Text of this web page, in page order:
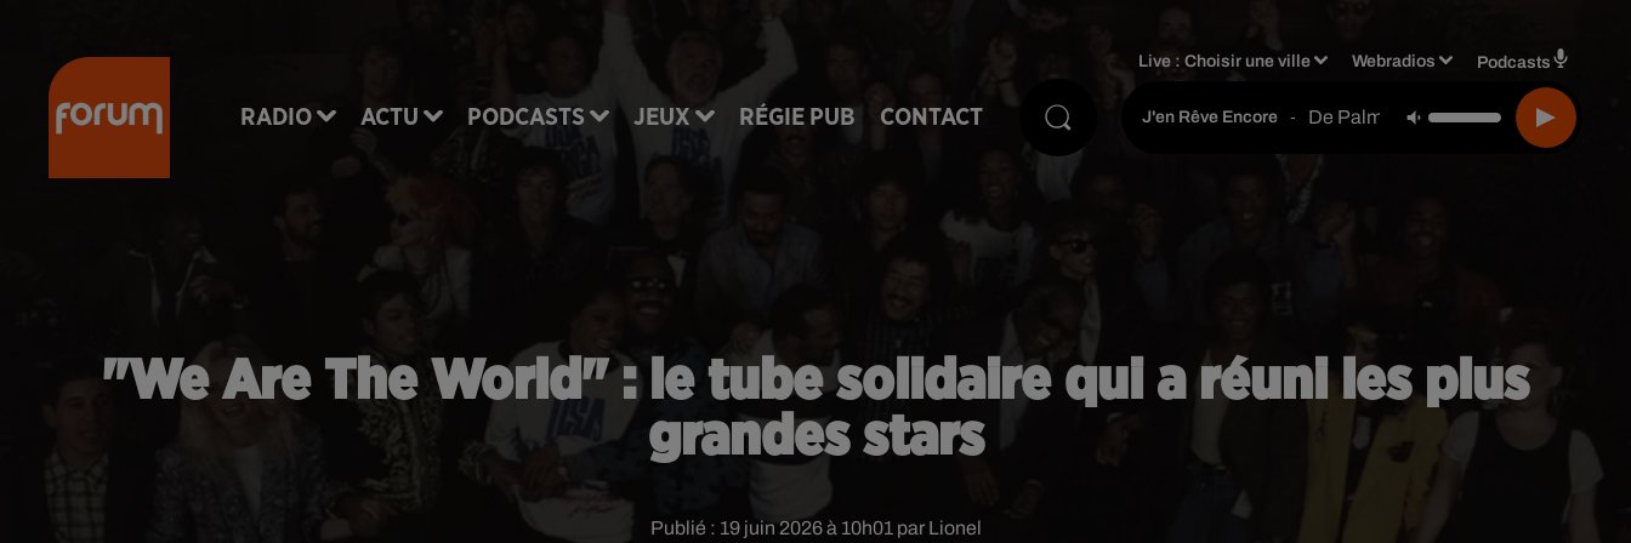
RADIO ACTU PODCASTS JEUX RÉGIE PUB CONTACT
Live :Choisir une ville Webradios Podcasts
J'en Rêve Encore - De Palmas
"We Are The World" : le tube solidaire qui a réuni les plus
grandes stars
Publié : 19 juin 2026 à 10h01 par Lionel